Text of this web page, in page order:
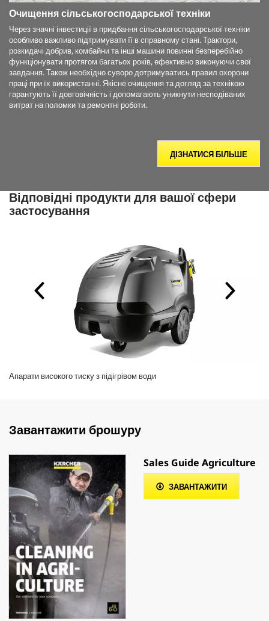
Очищення сільськогосподарської техніки
Через значні інвестиції в придбання сільськогосподарської техніки
особливо важливо підтримувати її в справному стані. Трактори,
розкидачі добрив, комбайни та інші машини повинні безперебійно
функціонувати протягом багатьох років, ефективно виконуючи свої
завдання. Також необхідно суворо дотримуватись правил охорони
праці при їх використанні. Якісне очищення та догляд за технікою
гарантують її довговічність і допомагають уникнути несподіваних
витрат на поломки та ремонтні роботи.
ДІЗНАТИСЯ БІЛЬШЕ
Відповідні продукти для вашої сфери
застосування
Апарати високого тиску з підігрівом води
Завантажити брошуру
Sales Guide Agriculture
ЗАВАНТАЖИТИ